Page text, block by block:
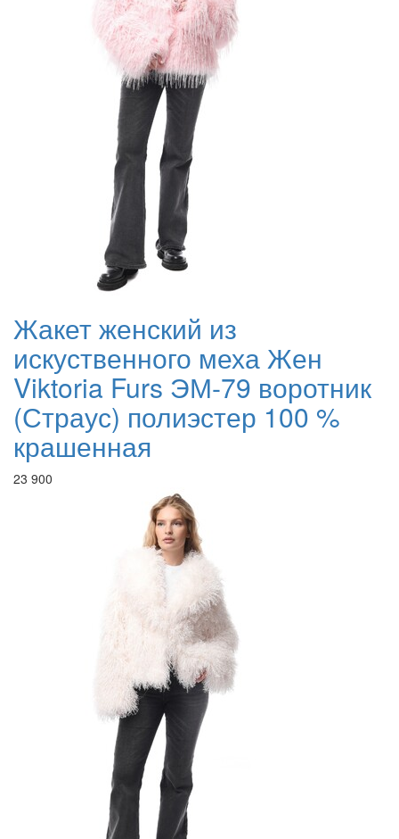
Жакет женский из
искуственного меха Жен
Viktoria Furs ЭМ-79 воротник
(Страус) полиэстер 100 %
крашенная
23 900